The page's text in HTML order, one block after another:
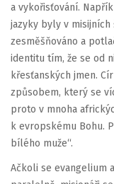
a vykořisťování.
jazyky byly v
zesměšňováno a
identitu tím, že se od
křesťanských jmen.
způsobem, který se
proto v mnoha
k evropskému Bohu.
bílého muže“.
Ačkoli se evangelium